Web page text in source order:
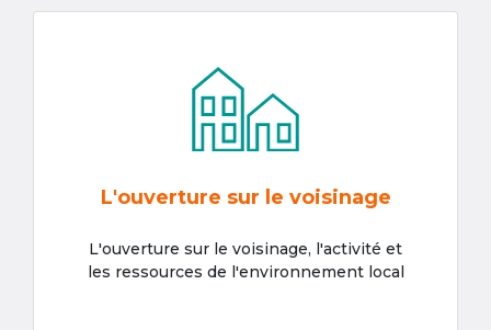
L'ouverture sur le voisinage
L'ouverture sur le voisinage, l'activité et
les ressources de l'environnement local